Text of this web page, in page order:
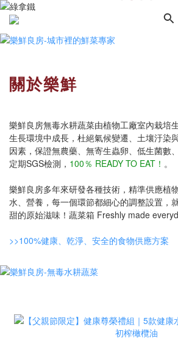
關於樂鮮
樂鮮良房無毒水耕蔬菜由植物工廠室內栽培
生長環境中成長，杜絕氣候變遷、土壤汙染
因素，保證無農藥、無寄生蟲卵、低生菌數
定期SGS檢測， 100％ READY TO EAT！ 。
樂鮮良房多年來研發各種技術，精準供應植
水、營養，每一個環節都細心的調整設置，
甜的原始滋味！蔬菜箱 Freshly made
>>100%健康、乾淨、安全的食物供應方案